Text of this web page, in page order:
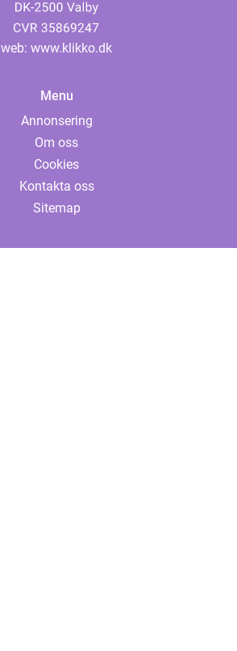
web: www.klikko.dk
Menu
Annonsering
Om oss
Cookies
Kontakta oss
Sitemap